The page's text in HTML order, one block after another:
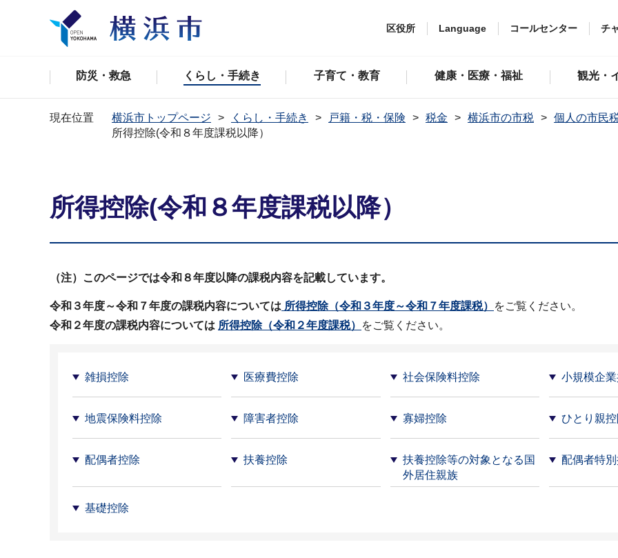
区役所 Language コールセンター チ
防災・救急 くらし・手続き 子育て・教育 健康・医療・福祉 観光・
現在位置 横浜市トップページ くらし・手続き 戸籍・税・保険 税金 横浜市の市税
個人の市民
所得控除(令和８年度課税以降）
所得控除(令和８年度課税以降）
（注）このページでは令和８年度以降の課税内容を記載しています。
令和３年度～令和７年度の課税内容については 所得控除（令和３年度～令和７年度課税）
をご覧ください。
令和２年度の課税内容については 所得控除（令和２年度課税） をご覧ください。
雑損控除 医療費控除 社会保険料控除 小規模企
地震保険料控除 障害者控除 寡婦控除 ひとり親
配偶者控除 扶養控除
扶養控除等の対象となる国
外居住親族
配偶者特
基礎控除